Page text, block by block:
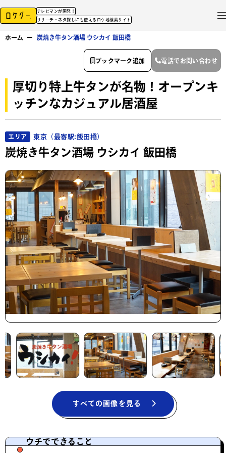
テレビマンが開発！
リサーチ・ネタ探しにも使えるロケ地検索サイト
ホーム ー 炭焼き牛タン酒場 ウシカイ 飯田橋
厚切り特上牛タンが名物！オープンキ
ッチンなカジュアル居酒屋
エリア 東京（最寄駅:飯田橋）
炭焼き牛タン酒場 ウシカイ 飯田橋
すべての画像を見る
ウチでできること
ブックマーク追加 電話でお問い合わせ